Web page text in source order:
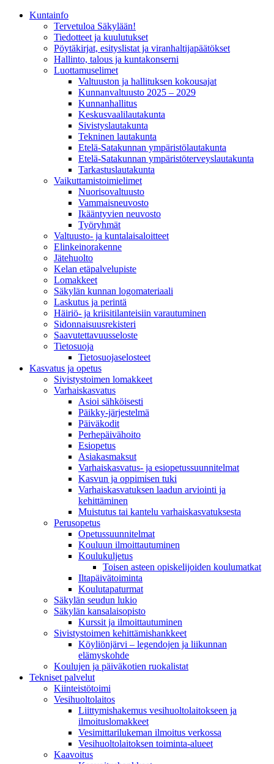
Kunta­info
Tervetuloa Säkylään!
Tiedotteet ja kuulutukset
Pöytäkirjat, esityslistat ja viranhaltijapäätökset
Hallinto, talous ja kuntakonserni
Luottamuselimet
Valtuuston ja hallituksen kokousajat
Kunnanvaltuusto 2025 – 2029
Kunnanhallitus
Keskusvaalilautakunta
Sivistyslautakunta
Tekninen lautakunta
Etelä-Satakunnan ympäristölautakunta
Etelä-Satakunnan ympäristöterveyslautakunta
Tarkastuslautakunta
Vaikuttamistoimielimet
Nuorisovaltuusto
Vammaisneuvosto
Ikääntyvien neuvosto
Työryhmät
Valtuusto- ja kuntalaisaloitteet
Elinkeinorakenne
Jätehuolto
Kelan etäpalvelupiste
Lomakkeet
Säkylän kunnan logomateriaali
Laskutus ja perintä
Häiriö- ja kriisitilanteisiin varautuminen
Sidonnaisuusrekisteri
Saavutettavuusseloste
Tietosuoja
Tietosuojaselosteet
Kasvatus ja opetus
Sivistystoimen lomakkeet
Varhaiskasvatus
Asioi sähköisesti
Päikky-järjestelmä
Päiväkodit
Perhepäivähoito
Esiopetus
Asiakasmaksut
Varhaiskasvatus- ja esiopetussuunnitelmat
Kasvun ja oppimisen tuki
Varhaiskasvatuksen laadun arviointi ja
kehittäminen
Muistutus tai kantelu varhaiskasvatuksesta
Perusopetus
Opetussuunnitelmat
Kouluun ilmoittautuminen
Koulukuljetus
Toisen asteen opiskelijoiden koulumatkat
Iltapäivätoiminta
Koulutapaturmat
Säkylän seudun lukio
Säkylän kansalaisopisto
Kurssit ja ilmoittautuminen
Sivistystoimen kehittämishankkeet
Köyliönjärvi – legendojen ja liikunnan
elämyskohde
Koulujen ja päiväkotien ruokalistat
Tekniset palvelut
Kiinteistötoimi
Vesihuoltolaitos
Liittymishakemus vesihuoltolaitokseen ja
ilmoituslomakkeet
Vesimittarilukeman ilmoitus verkossa
Vesihuoltolaitoksen toiminta-alueet
Kaavoitus